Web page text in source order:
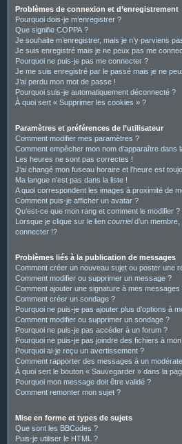
Problèmes de connexion et d’enregistrement
Pourquoi dois-je m’enregistrer ?
Que signifie COPPA ?
Je souhaite m’enregistrer, mais je n’y parviens
Je suis enregistré mais je ne peux pas me
Pourquoi ne puis-je pas me connecter ?
Je me suis enregistré par le passé mais je ne
J’ai perdu mon mot de passe !
Pourquoi suis-je automatiquement déconnecté ?
À quoi sert « Supprimer les cookies » ?
Paramètres et préférences de l’utilisateur
Comment modifier mes paramètres ?
Comment empêcher mon nom d’apparaître
Les heures ne sont pas correctes !
J’ai changé mon fuseau horaire et l’heure est
Ma langue n’est pas dans la liste !
A quoi correspondent les images à proximité de
Comment puis-je afficher un avatar ?
Qu’est-ce que mon rang et comment le modifier ?
Lorsque je clique sur le lien courrield’un
connecter !?
Problèmes liés à la publication de messages
Comment créer un nouveau sujet ou poster une
Comment modifier ou supprimer un message ?
Comment ajouter une signature à mes messages
Comment créer un sondage ?
Pourquoi ne puis-je pas ajouter plus d’options à
Comment modifier ou supprimer un sondage ?
Pourquoi ne puis-je pas accéder à un forum ?
Pourquoi ne puis-je pas joindre des fichiers à
Pourquoi ai-je reçu un avertissement ?
Comment rapporter des messages à un
À quoi sert le bouton « Sauvegarder » dans la
Pourquoi mon message doit être validé ?
Comment remonter mon sujet ?
Mise en forme et types de sujets
Que sont les BBCodes ?
Puis-je utiliser le HTML ?